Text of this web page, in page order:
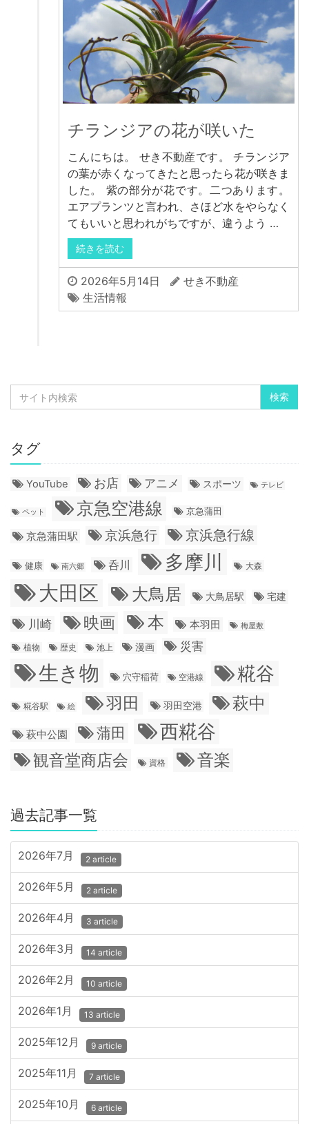
チランジアの花が咲いた
こんにちは。 せき不動産です。 チランジア
の葉が赤くなってきたと思ったら花が咲きま
した。 紫の部分が花です。二つあります。
エアプランツと言われ、さほど水をやらなく
てもいいと思われがちですが、違うよう …
続きを読む
2026年5月14日
せき不動産
生活情報
タグ
YouTube お店 アニメ スポーツ テレビ
ペット 京急空港線 京急蒲田
京急蒲田駅 京浜急行 京浜急行線
健康 南六郷 呑川 多摩川 大森
大田区 大鳥居 大鳥居駅 宅建
川崎 映画 本 本羽田 梅屋敷
植物 歴史 池上 漫画 災害
生き物 穴守稲荷 空港線 糀谷
糀谷駅 絵 羽田 羽田空港 萩中
萩中公園 蒲田 西糀谷
観音堂商店会 資格 音楽
過去記事一覧
2026年7月 2 article
2026年5月 2 article
2026年4月 3 article
2026年3月 14 article
2026年2月 10 article
2026年1月 13 article
2025年12月 9 article
2025年11月 7 article
2025年10月 6 article